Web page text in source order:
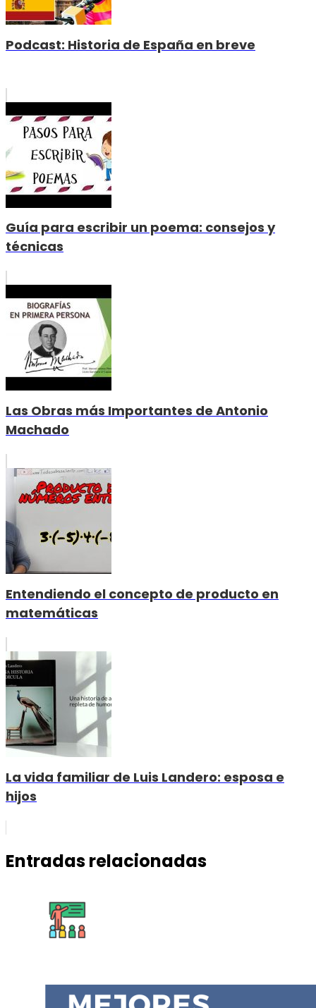
Podcast: Historia de España en breve
Guía para escribir un poema: consejos y
técnicas
Las Obras más Importantes de Antonio
Machado
Entendiendo el concepto de producto en
matemáticas
La vida familiar de Luis Landero: esposa e
hijos
Entradas relacionadas